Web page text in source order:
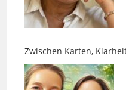
Zwischen Karten,